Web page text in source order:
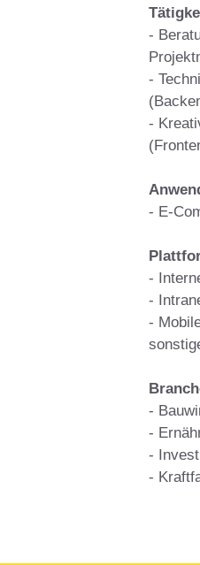
-
-
-
- E-
-
-
-
-
-
-
-